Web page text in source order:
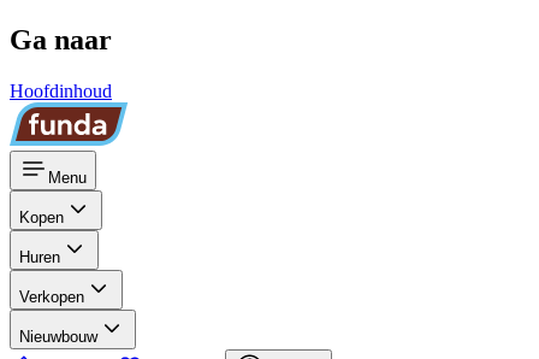
Ga naar
Hoofdinhoud
Menu
Kopen
Huren
Verkopen
Nieuwbouw